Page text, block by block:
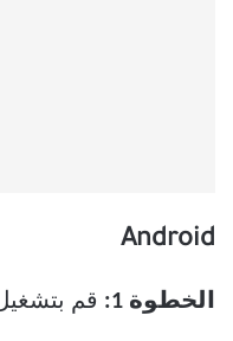
Android
الخطوة 1: قم